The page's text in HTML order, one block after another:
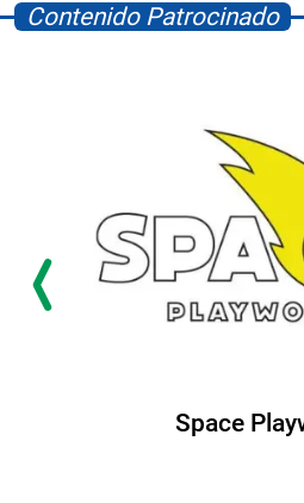
Contenido Patrocinado
Space